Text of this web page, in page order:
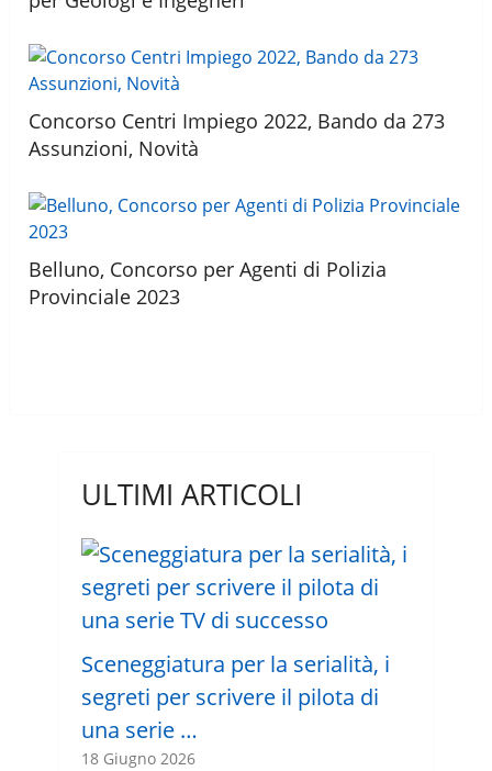
Concorso Centri Impiego 2022, Bando da 273
Assunzioni, Novità
Belluno, Concorso per Agenti di Polizia
Provinciale 2023
ULTIMI ARTICOLI
Sceneggiatura per la serialità, i
segreti per scrivere il pilota di
una serie …
18 Giugno 2026